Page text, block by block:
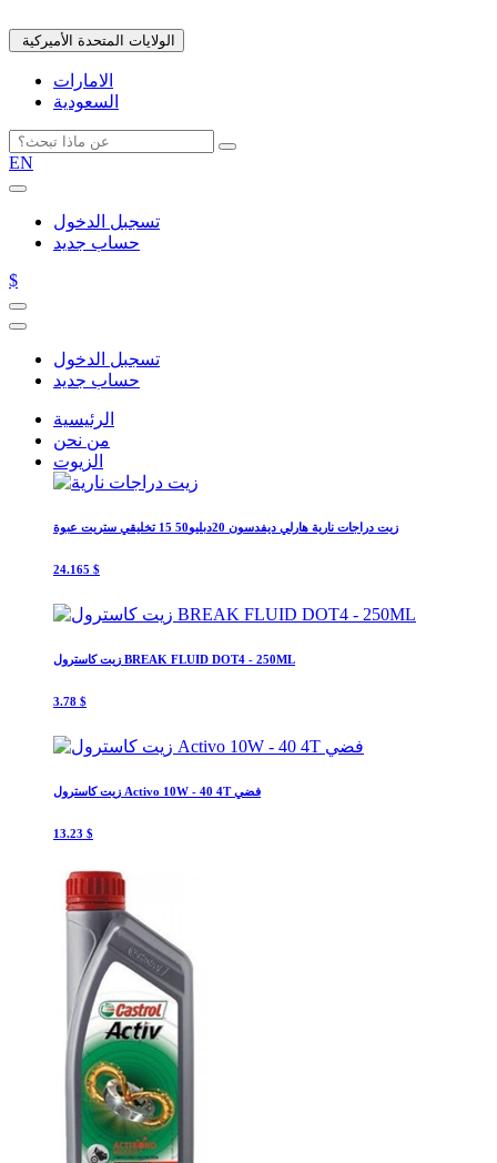
الولايات المتحدة الأميركية
الامارات
السعودية
EN
تسجبل الدخول
حساب جديد
$
تسجبل الدخول
حساب جديد
الرئيسية
من نحن
الزيوت
زيت دراجات نارية هارلي ديفدسون 20دبليو50 15 تخليقي ستريت عبوة
24.165 $
زيت كاسترول BREAK FLUID DOT4 - 250ML
3.78 $
زيت كاسترول Activo 10W - 40 4T فضي
13.23 $